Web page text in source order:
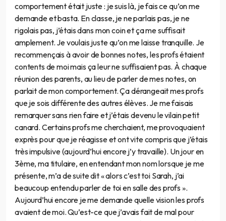
comportement était juste : je suis là, je fais ce qu’on me
demande et basta. En classe, je ne parlais pas, je ne
rigolais pas, j’étais dans mon coin et ça me suffisait
amplement. Je voulais juste qu’on me laisse tranquille. Je
recommençais à avoir de bonnes notes, les profs étaient
contents de moi mais ça leur ne suffisaient pas. À chaque
réunion des parents, au lieu de parler de mes notes, on
parlait de mon comportement. Ça dérangeait mes profs
que je sois différente des autres élèves. Je me faisais
remarquer sans rien faire et j’étais devenu le vilain petit
canard. Certains profs me cherchaient, me provoquaient
exprès pour que je réagisse et ont vite compris que j’étais
très impulsive (aujourd’hui encore j’y travaille). Un jour en
3ème, ma titulaire, en entendant mon nom lorsque je me
présente, m’a de suite dit « alors c’est toi Sarah, j’ai
beaucoup entendu parler de toi en salle des profs ».
Aujourd’hui encore je me demande quelle vision les profs
avaient de moi. Qu’est-ce que j’avais fait de mal pour